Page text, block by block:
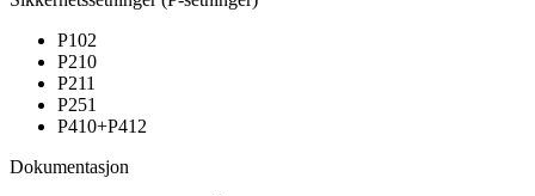
P102
P210
P211
P251
P410+P412
Dokumentasjon